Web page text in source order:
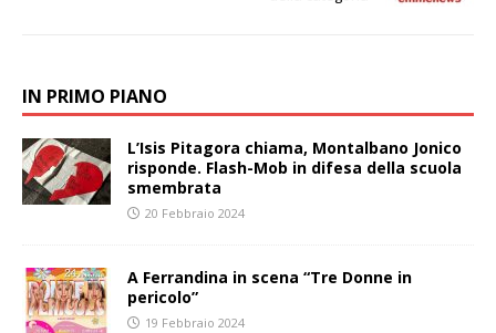
IN PRIMO PIANO
L’Isis Pitagora chiama, Montalbano Jonico
risponde. Flash-Mob in difesa della scuola
smembrata
20 Febbraio 2024
A Ferrandina in scena “Tre Donne in
pericolo”
19 Febbraio 2024